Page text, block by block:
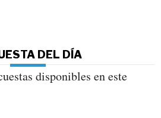
DEL DÍA
disponibles en este